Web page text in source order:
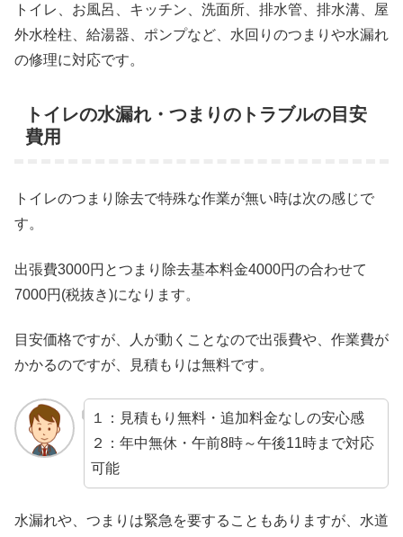
トイレ、お風呂、キッチン、洗面所、排水管、排水溝、屋
外水栓柱、給湯器、ポンプなど、水回りのつまりや水漏れ
の修理に対応です。
トイレの水漏れ・つまりのトラブルの目安
費用
トイレのつまり除去で特殊な作業が無い時は次の感じで
す。
出張費3000円とつまり除去基本料金4000円の合わせて
7000円(税抜き)になります。
目安価格ですが、人が動くことなので出張費や、作業費が
かかるのですが、見積もりは無料です。
１：見積もり無料・追加料金なしの安心感
２：年中無休・午前8時～午後11時まで対応
可能
水漏れや、つまりは緊急を要することもありますが、水道